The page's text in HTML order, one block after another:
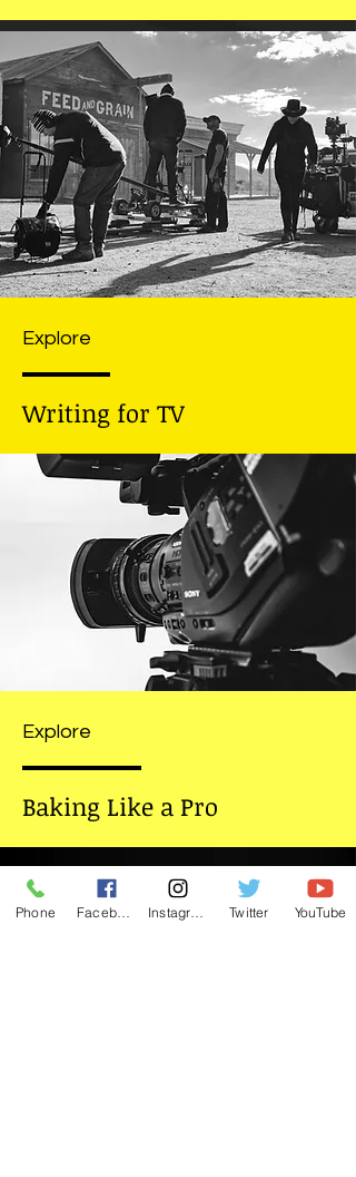
Explore
Writing for TV
Explore
Baking Like a Pro
Phone Twitter YouTube